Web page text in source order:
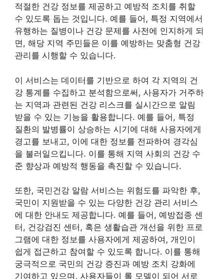
적절한 건강 정보를 제공하고 예방적 조치를 취할
수 있도록 돕는 것입니다. 예를 들어, 특정 지역에서
유행하는 질병이나 건강 문제를 사전에 인지하게 되
면, 해당 지역 주민들은 이를 예방하는 맞춤형 건강
관리를 시행할 수 있습니다.
이 서비스는 데이터를 기반으로 하여 각 지역의 건
강 통계를 수집하고 분석함으로써, 사용자가 거주하
는 지역과 관련된 건강 리스크를 실시간으로 알림
받을 수 있는 기능을 활용합니다. 예를 들어, 특정
질환의 발병률이 상승하는 시기에 대해 사용자에게
경고를 보내고, 이에 대한 정보를 전파하여 경각심
을 불러일으킵니다. 이를 통해 지역 사회의 건강 수
준 향상과 예방적 행동을 촉진할 수 있습니다.
또한, 국민건강 알람 서비스는 위험도를 파악한 후,
국민이 지원받을 수 있는 다양한 건강 관리 서비스
에 대한 안내도 제공합니다. 예를 들어, 예방접종 센
터, 건강검진 센터, 혹은 생활습관 개선을 위한 프로
그램에 대한 정보를 사용자에게 제공하여, 개인이
쉽게 접근하고 참여할 수 있도록 합니다. 이를 통해
궁극적으로 국민의 건강 증진과 예방 조치 강화에
기여하고 있으며, 사용자들이 롤 모델이 되어 서로